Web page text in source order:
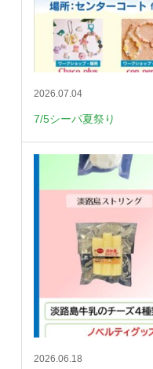
2026.07.04
7/5シーパ夏祭り
2026.06.18